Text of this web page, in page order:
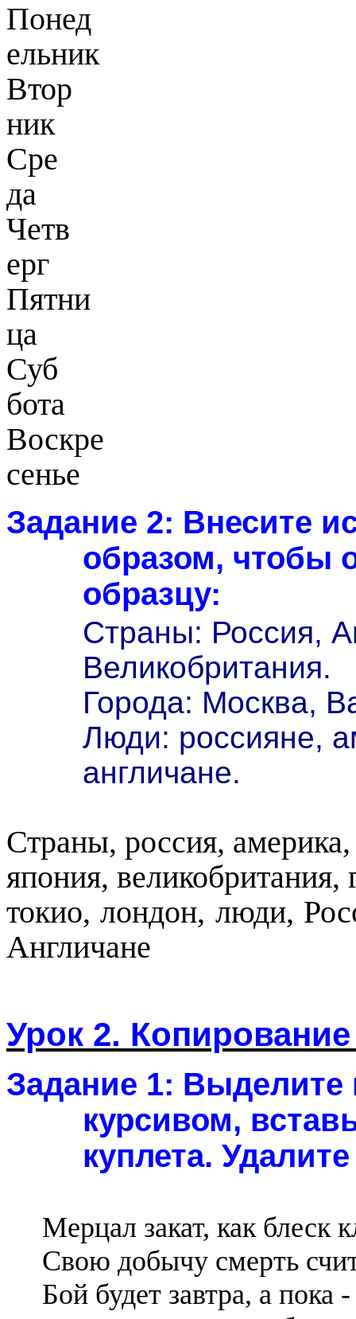
Понед
ельник
Втор
ник
Сре
да
Четв
ерг
Пятни
ца
Суб
бота
Воскре
сенье
Задание 2: Внесите
образом, чтобы
образцу:
Страны: Россия,
Великобритания.
Города: Москва,
Люди: россияне,
англичане.
Страны, россия, америка,
япония,
токио, лондон, люди,
Англичане
Урок 2.
Задание 1: Выделите
курсивом,
куплета.
Мерцал закат, как блеск
Свою добычу смерть
Бой будет завтра, а пока -